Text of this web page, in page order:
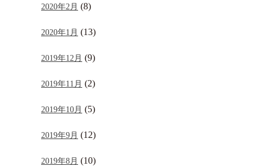
2020年2月 (8)
2020年1月 (13)
2019年12月 (9)
2019年11月 (2)
2019年10月 (5)
2019年9月 (12)
2019年8月 (10)